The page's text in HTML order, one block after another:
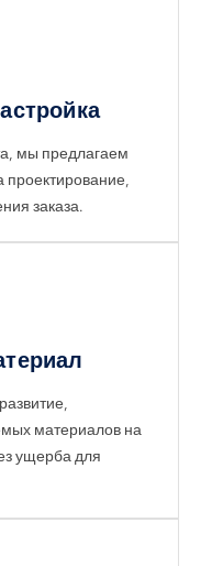
мы предлагаем
заказа.
материалов на
ущерба для